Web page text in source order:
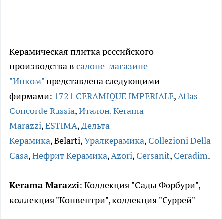
Керамическая плитка российского
производства в салоне-магазине
"Инком"представлена следующими
фирмами: 1721 CERAMIQUE IMPERIALE,Atlas
Concorde Russia,Италон,Kerama
Marazzi,ESTIMA,Дельта
Керамика, Belarti,Уралкерамика, Collezioni Della
Casa,Нефрит Керамика,Azori, Cersanit, Ceradim.
Kerama Marazzi: Коллекция "Сады Форбури",
коллекция "Конвентри", коллекция "Суррей"